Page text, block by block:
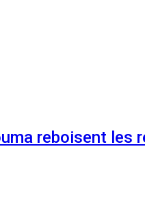
reboisent les